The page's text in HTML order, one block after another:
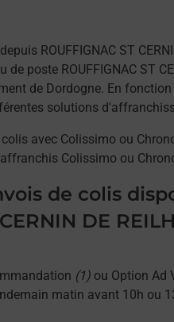
ROUFFIGNAC ST
poste ROUFFIGNAC ST
de Dordogne. En
solutions
avec Colissimo ou
Colissimo ou
de colis
DE
(1) ou Option Ad
matin avant 10h ou